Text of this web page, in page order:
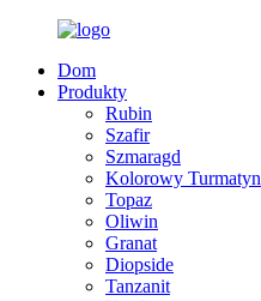
Dom
Produkty
Rubin
Szafir
Szmaragd
Kolorowy Turmatyn
Topaz
Oliwin
Granat
Diopside
Tanzanit